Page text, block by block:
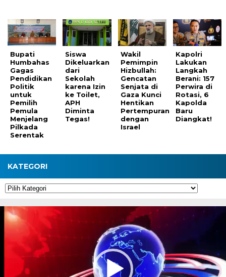
Bupati
Humbahas
Gagas
Pendidikan
Politik
untuk
Pemilih
Pemula
Menjelang
Pilkada
Serentak
Siswa
Dikeluarkan
dari
Sekolah
karena Izin
ke Toilet,
APH
Diminta
Tegas!
Wakil
Pemimpin
Hizbullah:
Gencatan
Senjata di
Gaza Kunci
Hentikan
Pertempuran
dengan
Israel
Kapolri
Lakukan
Langkah
Berani: 157
Perwira di
Rotasi, 6
Kapolda
Baru
Diangkat!
KATEGORI
Kategori
Pemutar
Video